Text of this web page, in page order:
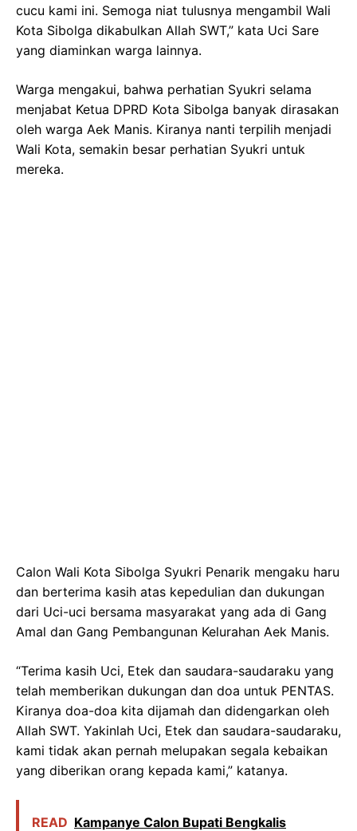
cucu kami ini. Semoga niat tulusnya mengambil Wali
Kota Sibolga dikabulkan Allah SWT,” kata Uci Sare
yang diaminkan warga lainnya.
Warga mengakui, bahwa perhatian Syukri selama
menjabat Ketua DPRD Kota Sibolga banyak dirasakan
oleh warga Aek Manis. Kiranya nanti terpilih menjadi
Wali Kota, semakin besar perhatian Syukri untuk
mereka.
Calon Wali Kota Sibolga Syukri Penarik mengaku haru
dan berterima kasih atas kepedulian dan dukungan
dari Uci-uci bersama masyarakat yang ada di Gang
Amal dan Gang Pembangunan Kelurahan Aek Manis.
“Terima kasih Uci, Etek dan saudara-saudaraku yang
telah memberikan dukungan dan doa untuk PENTAS.
Kiranya doa-doa kita dijamah dan didengarkan oleh
Allah SWT. Yakinlah Uci, Etek dan saudara-saudaraku,
kami tidak akan pernah melupakan segala kebaikan
yang diberikan orang kepada kami,” katanya.
READ Kampanye Calon Bupati Bengkalis